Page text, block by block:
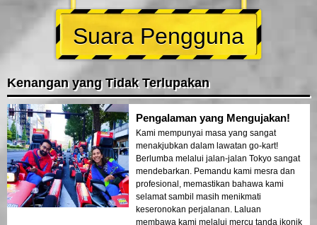
Suara Pengguna
Kenangan yang Tidak Terlupakan
Pengalaman yang Mengujakan!
Kami mempunyai masa yang sangat
menakjubkan dalam lawatan go-kart!
Berlumba melalui jalan-jalan Tokyo sangat
mendebarkan. Pemandu kami mesra dan
profesional, memastikan bahawa kami
selamat sambil masih menikmati
keseronokan perjalanan. Laluan
membawa kami melalui mercu tanda ikonik